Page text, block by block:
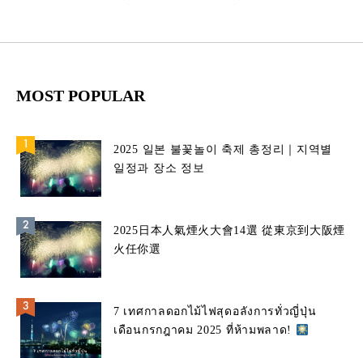
MOST POPULAR
2025 일본 불꽃놀이 축제 총정리｜지역별
일정과 장소 정보
2025日本人氣煙火大會14選 從東京到大阪煙
火任你選
7 เทศกาลดอกไม้ไฟสุดอลังการทั่วญี่ปุ่น
เดือนกรกฎาคม 2025 ที่ห้ามพลาด!